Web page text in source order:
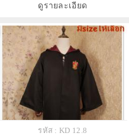
ดูรายละเอียด
รหัส : KD 12.8